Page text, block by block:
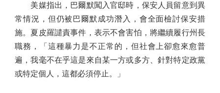
美媒指出，巴爾默闖入官邸時，保安人員留意到異
常情況，但仍被巴爾默成功潛入，會全面檢討保安措
施。夏皮羅譴責事件，表示不會害怕，將繼續履行州長
職務，「這種暴力是不正常的，但社會上卻愈來愈普
遍，我毫不在乎這是來自某一方或多方、針對特定政黨
或特定個人，這都必須停止。」